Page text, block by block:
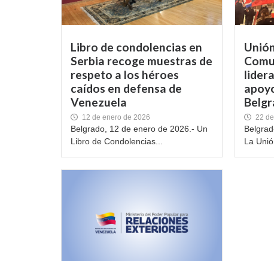
Libro de condolencias en
Serbia recoge muestras de
respeto a los héroes
caídos en defensa de
Venezuela
12 de enero de 2026
Belgrado, 12 de enero de 2026.- Un
Libro de Condolencias...
22
La